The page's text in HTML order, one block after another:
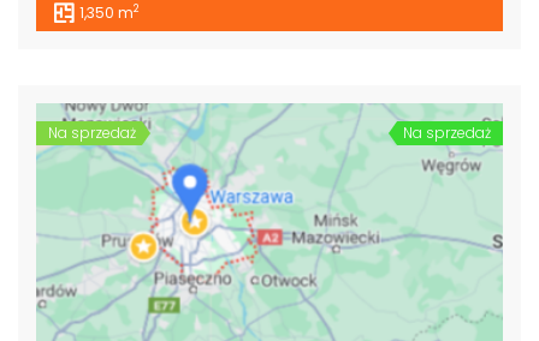
1,350 m2
Na sprzedaż Na sprzedaż